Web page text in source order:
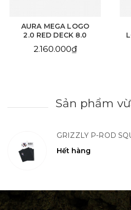
AURA MEGA LOGO
2.0 RED DECK 8.0
2.160.000₫
Sản phẩm
GRIZZLY P-ROD
Hết hàng